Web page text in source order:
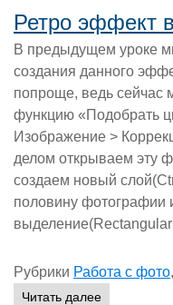
Ретро эффект
В предыдущем уроке
создания данного
попроще, ведь сейчас
функцию «Подобрать
Изображение >
делом открываем эту
создаем новый
половину фотографии
Рубрики Работа с фото,
Читать далее